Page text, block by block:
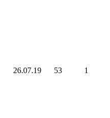
26.07.19 53 1